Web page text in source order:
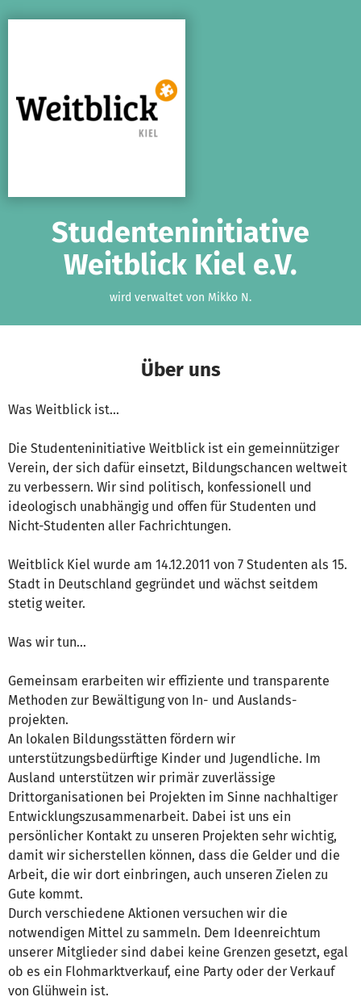
Studenteninitiative
Weitblick Kiel e.V.
wird verwaltet von Mikko N.
Über uns
Was Weitblick ist...
Die Studenteninitiative Weitblick ist ein gemeinnütziger
Verein, der sich dafür einsetzt, Bildungschancen weltweit
zu verbessern. Wir sind politisch, konfessionell und
ideologisch unabhängig und offen für Studenten und
Nicht-Studenten aller Fachrichtungen.
Weitblick Kiel wurde am 14.12.2011 von 7 Studenten als 15.
Stadt in Deutschland gegründet und wächst seitdem
stetig weiter.
Was wir tun...
Gemeinsam erarbeiten wir effiziente und transparente
Methoden zur Bewältigung von In- und Auslands-
projekten.
An lokalen Bildungsstätten fördern wir
unterstützungsbedürftige Kinder und Jugendliche. Im
Ausland unterstützen wir primär zuverlässige
Drittorganisationen bei Projekten im Sinne nachhaltiger
Entwicklungszusammenarbeit. Dabei ist uns ein
persönlicher Kontakt zu unseren Projekten sehr wichtig,
damit wir sicherstellen können, dass die Gelder und die
Arbeit, die wir dort einbringen, auch unseren Zielen zu
Gute kommt.
Durch verschiedene Aktionen versuchen wir die
notwendigen Mittel zu sammeln. Dem Ideenreichtum
unserer Mitglieder sind dabei keine Grenzen gesetzt, egal
ob es ein Flohmarktverkauf, eine Party oder der Verkauf
von Glühwein ist.